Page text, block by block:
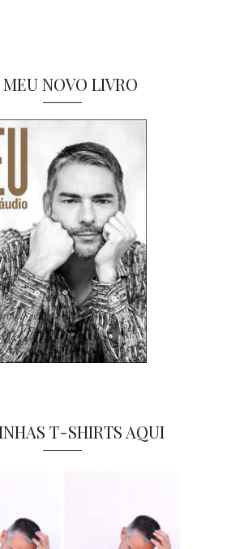
NOVO LIVRO
T-SHIRTS AQUI